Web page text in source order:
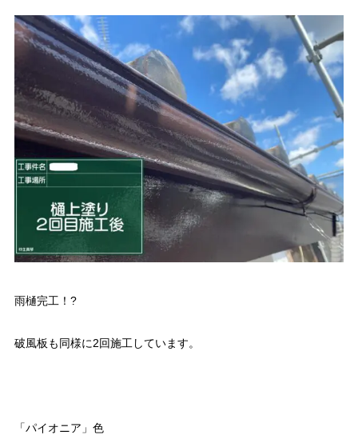
雨樋完工！?
破風板も同様に2回施工しています。
「パイオニア」色